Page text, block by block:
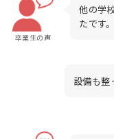
卒業生の声
他の学
たです。
設備も整